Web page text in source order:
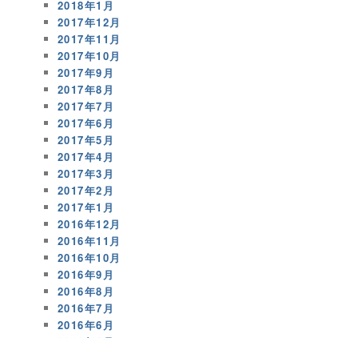
2018年1月
2017年12月
2017年11月
2017年10月
2017年9月
2017年8月
2017年7月
2017年6月
2017年5月
2017年4月
2017年3月
2017年2月
2017年1月
2016年12月
2016年11月
2016年10月
2016年9月
2016年8月
2016年7月
2016年6月